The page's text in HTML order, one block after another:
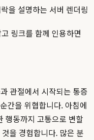
을 설명하는 서버 렌더링
링크를 함께 인용하면
관절에서 시작되는 통증
간을 위협합니다. 아침에
행동까지 고통으로 변할
을 경험합니다. 많은 분